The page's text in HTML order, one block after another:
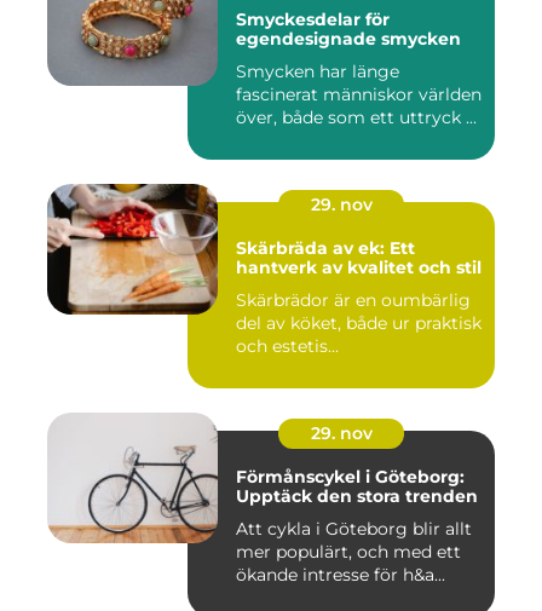
Smyckesdelar för
egendesignade smycken
Smycken har länge
fascinerat människor världen
över, både som ett uttryck ...
29. nov
Skärbräda av ek: Ett
hantverk av kvalitet och stil
Skärbrädor är en oumbärlig
del av köket, både ur praktisk
och estetis...
29. nov
Förmånscykel i Göteborg:
Upptäck den stora trenden
Att cykla i Göteborg blir allt
mer populärt, och med ett
ökande intresse för h&a...